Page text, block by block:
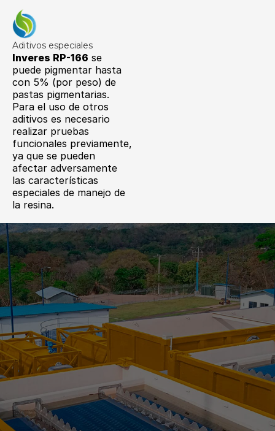
Aditivos especiales
Inveres RP-166 se
puede pigmentar hasta
con 5% (por peso) de
pastas pigmentarias.
Para el uso de otros
aditivos es necesario
realizar pruebas
funcionales previamente,
ya que se pueden
afectar adversamente
las características
especiales de manejo de
la resina.